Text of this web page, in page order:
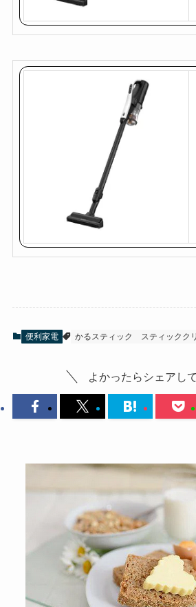
便利家電 かるスティック スティックク
よかったらシェアし